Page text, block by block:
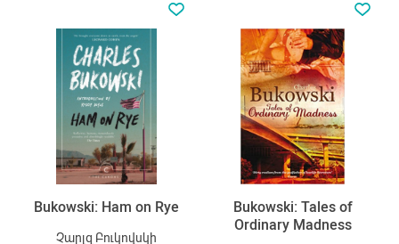
Bukowski: Ham on Rye
Չարլզ Բուկովսկի
Bukowski: Tales of
Ordinary Madness